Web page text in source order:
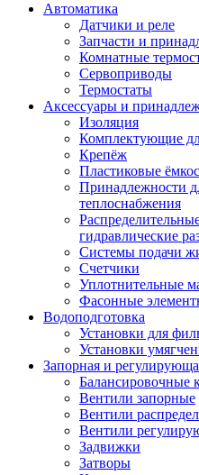
Автоматика
Датчики и реле
Запчасти и
Комнатные
Сервоприводы
Термостаты
Аксессуары и
Изоляция
Комплектующие
Крепёж
Пластиковые
Принадлежности
теплоснабжения
гидравлические
Системы подачи
Счетчики
Уплотнительные
Фасонные
Водоподготовка
Установки для
Установки
Запорная и
Балансировочные
Вентили запорные
Вентили
Вентили
Задвижки
Затворы